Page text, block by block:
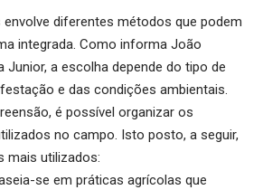
envolve diferentes métodos que podem
integrada. Como informa João
Junior, a escolha depende do tipo de
e das condições ambientais.
é possível organizar os
no campo. Isto posto, a seguir,
mais utilizados:
se em práticas agrícolas que